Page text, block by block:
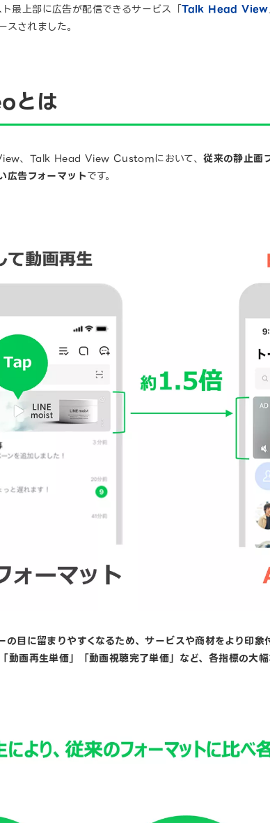
最上部に広告が配信できるサービス「Talk Head View
されました。
とは
、Talk Head View Customにおいて、従来の静止画
広告フォーマットです。
の目に留まりやすくなるため、サービスや商材をより印象
動画再生単価」「動画視聴完了単価」など、各指標の大